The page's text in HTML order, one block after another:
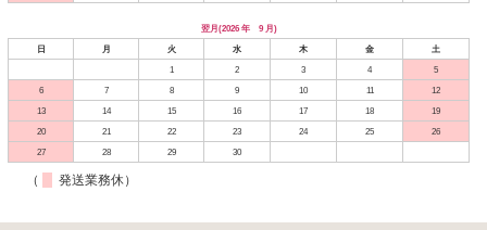
翌月(2026 年 9 月)
日
月 火 水 木 金
土
1
2 3 4
5
6
7 8 9 10 11
12
13
14 15 16 17 18
19
20
21 22 23 24 25
26
27
28 29 30
（ 発送業務休）